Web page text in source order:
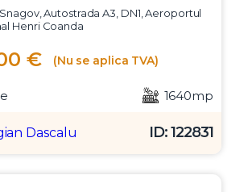
Autostrada A3, DN1, Aeroportul
Henri Coanda
€ (Nu se aplica TVA)
1640mp
Dascalu ID: 122831